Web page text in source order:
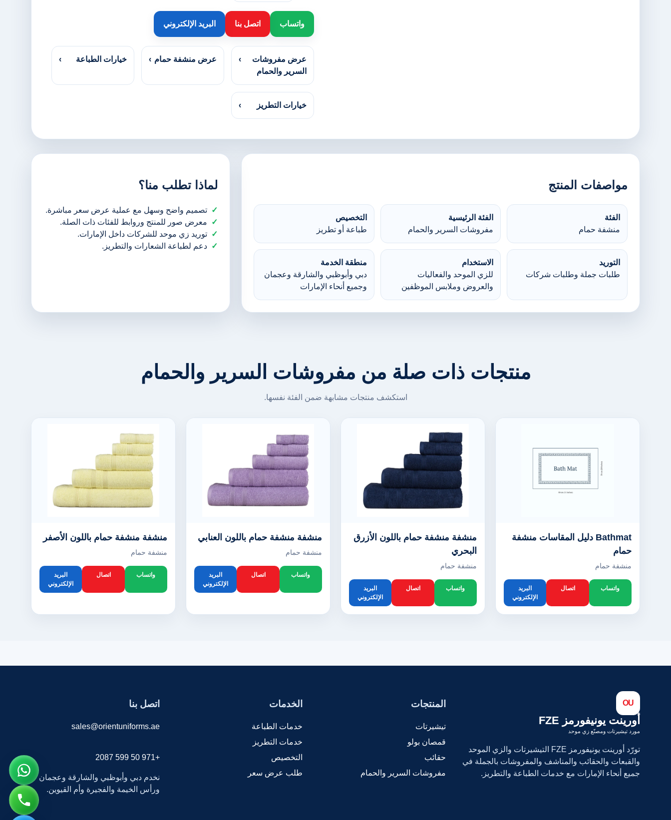
واتساب اتصل بنا البريد الإلكتروني
عرض مفروشات
السرير والحمام
› عرض منشفة حمام › خيارات الطباعة ›
خيارات التطريز ›
مواصفات المنتج
الفئة
منشفة حمام
الفئة الرئيسية
مفروشات السرير والحمام
التخصيص
طباعة أو تطريز
التوريد
طلبات جملة وطلبات شركات
الاستخدام
للزي الموحد والفعاليات
والعروض وملابس الموظفين
منطقة الخدمة
دبي وأبوظبي والشارقة وعجمان
وجميع أنحاء الإمارات
لماذا تطلب منا؟
تصميم واضح وسهل مع عملية عرض سعر مباشرة.
معرض صور للمنتج وروابط للفئات ذات الصلة.
توريد زي موحد للشركات داخل الإمارات.
دعم لطباعة الشعارات والتطريز.
منتجات ذات صلة من مفروشات السرير والحمام
استكشف منتجات مشابهة ضمن الفئة نفسها.
Bathmat دليل المقاسات منشفة
حمام
منشفة حمام
واتساب اتصال
البريد
الإلكتروني
منشفة منشفة حمام باللون الأزرق
البحري
منشفة حمام
واتساب اتصال
البريد
الإلكتروني
منشفة منشفة حمام باللون العنابي
منشفة حمام
واتساب اتصال
البريد
الإلكتروني
منشفة منشفة حمام باللون الأصفر
منشفة حمام
واتساب اتصال
البريد
الإلكتروني
OU
أورينت يونيفورمز FZE
مورد تيشيرتات ومصنّع زي موحد
تورّد أورينت يونيفورمز FZE التيشيرتات والزي الموحد
والقبعات والحقائب والمناشف والمفروشات بالجملة في
جميع أنحاء الإمارات مع خدمات الطباعة والتطريز.
المنتجات
تيشيرتات
قمصان بولو
حقائب
مفروشات السرير والحمام
الخدمات
خدمات الطباعة
خدمات التطريز
التخصيص
طلب عرض سعر
اتصل بنا
sales@orientuniforms.ae
+971 50 599 2087
نخدم دبي وأبوظبي والشارقة وعجمان
ورأس الخيمة والفجيرة وأم القيوين.